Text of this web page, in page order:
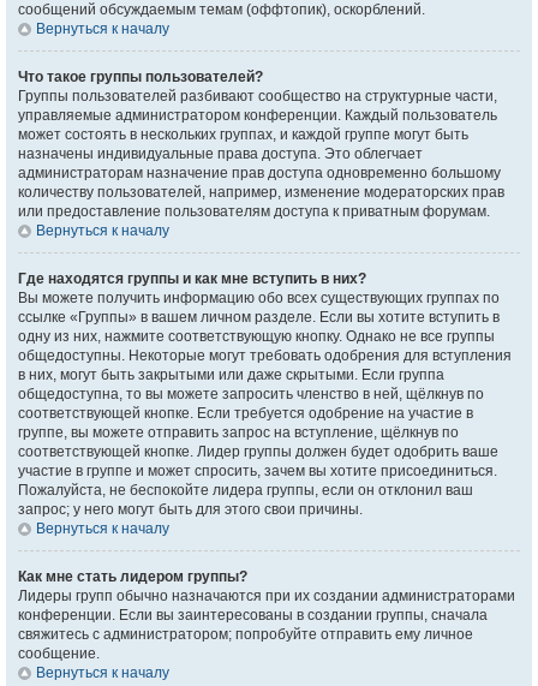
сообщений обсуждаемым темам (оффтопик), оскорблений.
Вернуться к началу
Что такое группы пользователей?
Группы пользователей разбивают сообщество на структурные части,
управляемые администратором конференции. Каждый пользователь
может состоять в нескольких группах, и каждой группе могут быть
назначены индивидуальные права доступа. Это облегчает
администраторам назначение прав доступа одновременно большому
количеству пользователей, например, изменение модераторских прав
или предоставление пользователям доступа к приватным форумам.
Вернуться к началу
Где находятся группы и как мне вступить в них?
Вы можете получить информацию обо всех существующих группах по
ссылке «Группы» в вашем личном разделе. Если вы хотите вступить в
одну из них, нажмите соответствующую кнопку. Однако не все группы
общедоступны. Некоторые могут требовать одобрения для вступления
в них, могут быть закрытыми или даже скрытыми. Если группа
общедоступна, то вы можете запросить членство в ней, щёлкнув по
соответствующей кнопке. Если требуется одобрение на участие в
группе, вы можете отправить запрос на вступление, щёлкнув по
соответствующей кнопке. Лидер группы должен будет одобрить ваше
участие в группе и может спросить, зачем вы хотите присоединиться.
Пожалуйста, не беспокойте лидера группы, если он отклонил ваш
запрос; у него могут быть для этого свои причины.
Вернуться к началу
Как мне стать лидером группы?
Лидеры групп обычно назначаются при их создании администраторами
конференции. Если вы заинтересованы в создании группы, сначала
свяжитесь с администратором; попробуйте отправить ему личное
сообщение.
Вернуться к началу